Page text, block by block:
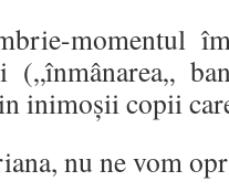
momentul
inimoșii copii
nu ne vom